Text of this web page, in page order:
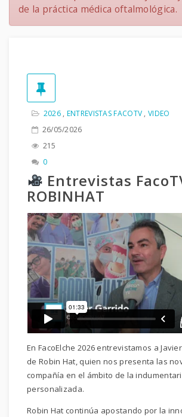
de la práctica médica oftalmológica.
2026, ENTREVISTAS FACOTV ,VIDEO
26/05/2026
215
0
Entrevistas
ROBINHAT
En FacoElche 2026 entrevistamos a
de Robin Hat, quien nos presenta las
compañía en el ámbito de la
personalizada.
Robin Hat continúa apostando por la